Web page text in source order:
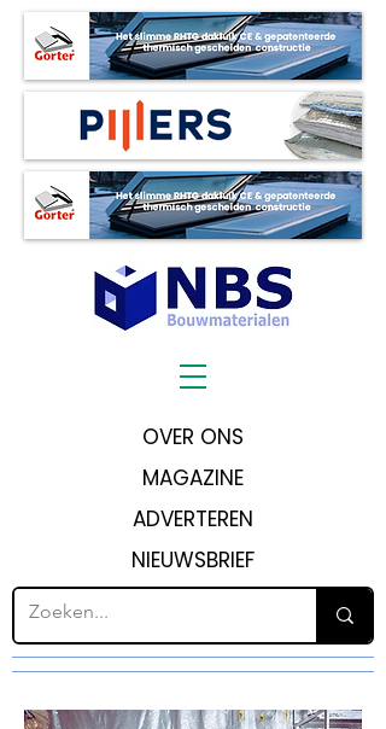
OVER ONS
MAGAZINE
ADVERTEREN
NIEUWSBRIEF